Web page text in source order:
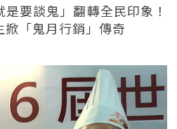
要談鬼」翻轉全民印象！
「鬼月行銷」傳奇